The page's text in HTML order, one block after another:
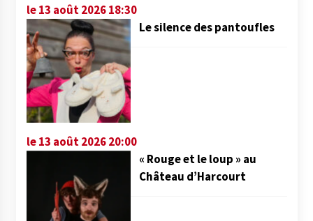
le 13 août 2026 18:30
Le silence des pantoufles
le 13 août 2026 20:00
« Rouge et le loup » au
Château d’Harcourt